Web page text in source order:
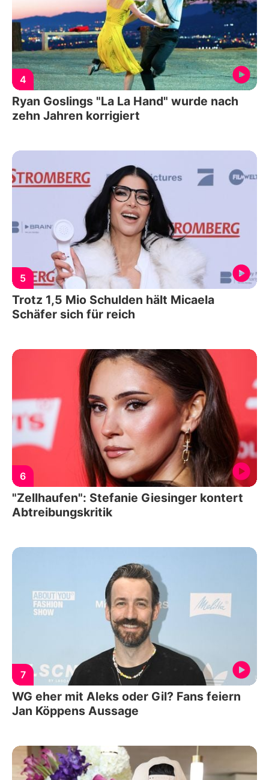
4
Ryan Goslings "La La Hand" wurde nach
zehn Jahren korrigiert
5
Trotz 1,5 Mio Schulden hält Micaela
Schäfer sich für reich
6
"Zellhaufen": Stefanie Giesinger kontert
Abtreibungskritik
7
WG eher mit Aleks oder Gil? Fans feiern
Jan Köppens Aussage